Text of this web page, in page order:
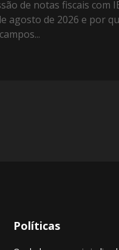
de notas fiscais com
agosto de 2026 e por
Políticas